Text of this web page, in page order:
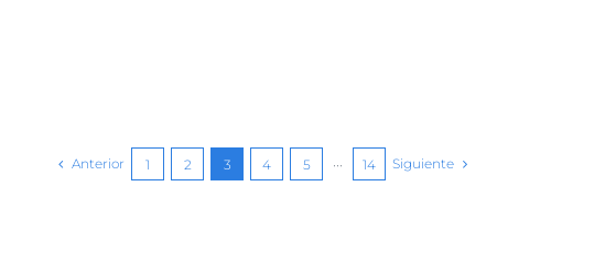
Anterior 1 2 3 4 5 ··· 14 Siguiente